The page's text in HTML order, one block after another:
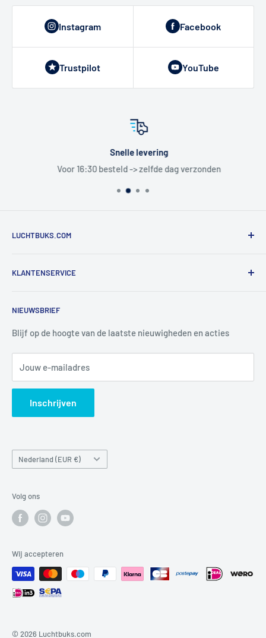
Instagram Facebook
Trustpilot YouTube
Snelle levering
Voor 16:30 besteld -> zelfde dag verzonden
LUCHTBUKS.COM
Utrechtlaan 9
Tel:+31 6 345 30 448
Mail:info@luchtbuks.com
KLANTENSERVICE
Informatie
Privacybeleid
Verzendbeleid
Search
NIEUWSBRIEF
Blijf op de hoogte van de laatste nieuwigheden en acties
Jouw e-mailadres
Inschrijven
Land/regio
Nederland (EUR €)
Volg ons
Wij accepteren
© 2026 Luchtbuks.com